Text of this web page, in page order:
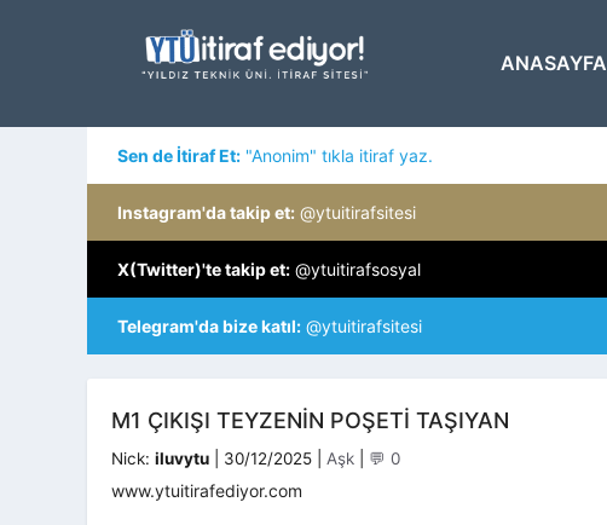
ANASAYFA
Sen de İtiraf Et: "Anonim" tıkla itiraf yaz.
Instagram'da takip et: @ytuitirafsitesi
X(Twitter)'te takip et: @ytuitirafsosyal
Telegram'da bize katıl: @ytuitirafsitesi
M1 ÇIKIŞI TEYZENIN POŞETI TAŞIYAN
Nick: iluvytu 30/12/2025 Kategoriler
Aşk 💬 0
www.ytuitirafediyor.com